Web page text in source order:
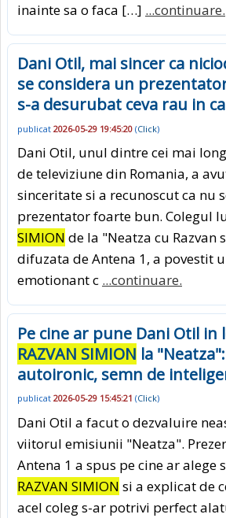
inainte sa o faca […] ...continuare.
Dani Otil, mai sincer ca
se considera un
s-a desurubat ceva rau in
publicat 2026-05-29 19:45:20 (Click)
Dani Otil, unul dintre cei mai
de televiziune din Romania, a
sinceritate si a recunoscut ca nu
prezentator foarte bun. Colegul
SIMION de la "Neatza cu Razvan
difuzata de Antena 1, a povestit
emotionant c ...continuare.
Pe cine ar pune Dani Otil in
RAZVAN SIMION la
autoironic, semn de
publicat 2026-05-29 15:45:21 (Click)
Dani Otil a facut o dezvaluire
viitorul emisiunii "Neatza".
Antena 1 a spus pe cine ar alege
RAZVAN SIMION si a explicat de
acel coleg s-ar potrivi perfect